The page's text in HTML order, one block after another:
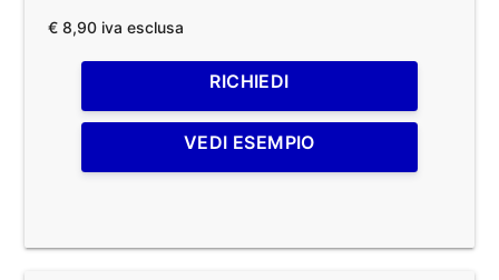
€ 8,90 iva esclusa
RICHIEDI
VEDI ESEMPIO